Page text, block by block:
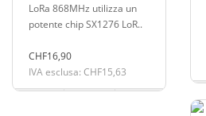
LoRa 868MHz utilizza un
potente chip SX1276 LoR..
CHF16,90
IVA esclusa: CHF15,63